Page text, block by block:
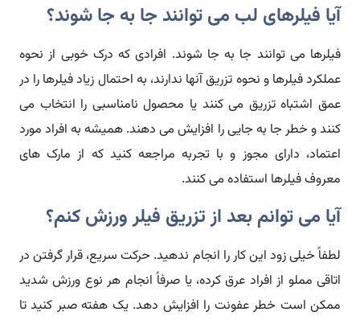
آیا فیلرهای لب می توانند جا به جا شوند؟
فیلرها می توانند جا به جا شوند. افرادی که درک خوبی از نحوه
عملکرد فیلرها و نحوه تزریق آنها ندارند، به احتمال زیاد فیلرها را در
عمق اشتباه تزریق می کنند یا محصول نامناسبی را انتخاب می
کنند و خطر جا به جایی را افزایش می دهند. همیشه به افراد مورد
اعتماد، دارای مجوز و با تجربه مراجعه کنید که از مارک های
معروف فیلرها استفاده می کنند.
آیا می توانم بعد از تزریق فیلر ورزش کنم؟
لطفاً خیلی زود این کار را انجام ندهید. حرکت سریع، قرار گرفتن در
اتاقی مملو از افراد عرق کرده، یا صرفاً انجام هر نوع ورزش شدید
ممکن است خطر عفونت را افزایش دهد. یک هفته صبر کنید تا